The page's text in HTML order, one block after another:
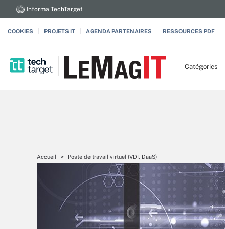
Informa TechTarget
COOKIES PROJETS IT AGENDA PARTENAIRES RESSOURCES PDF
Catégories
Accueil Poste de travail virtuel (VDI, DaaS)